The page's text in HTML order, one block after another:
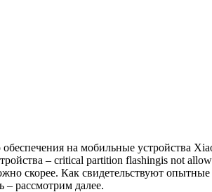
на мобильные устройства
– critical partition flashingis not
скорее. Как свидетельствуют
– рассмотрим далее.